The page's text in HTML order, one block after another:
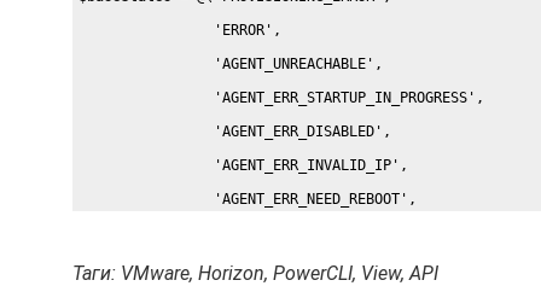
                'ERROR',
                'AGENT_UNREACHABLE',
                'AGENT_ERR_STARTUP_IN_PROGRESS',
                'AGENT_ERR_DISABLED',
                'AGENT_ERR_INVALID_IP',
                'AGENT_ERR_NEED_REBOOT',
                'AGENT_ERR_DOMAIN_FAILURE',
Таги: VMware, Horizon, PowerCLI, View, API